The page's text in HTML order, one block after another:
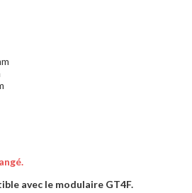
avec le modulaire GT4F.